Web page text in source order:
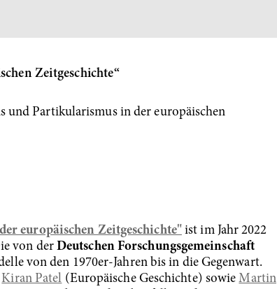
Zeitgeschichte“
und Partikularismus in der europäischen
europäischen Zeitgeschichte" ist im Jahr 2022
von der Deutschen Forschungsgemeinschaft
von den 1970er-Jahren bis in die Gegenwart.
Kiran Patel (Europäische Geschichte) sowieMartin